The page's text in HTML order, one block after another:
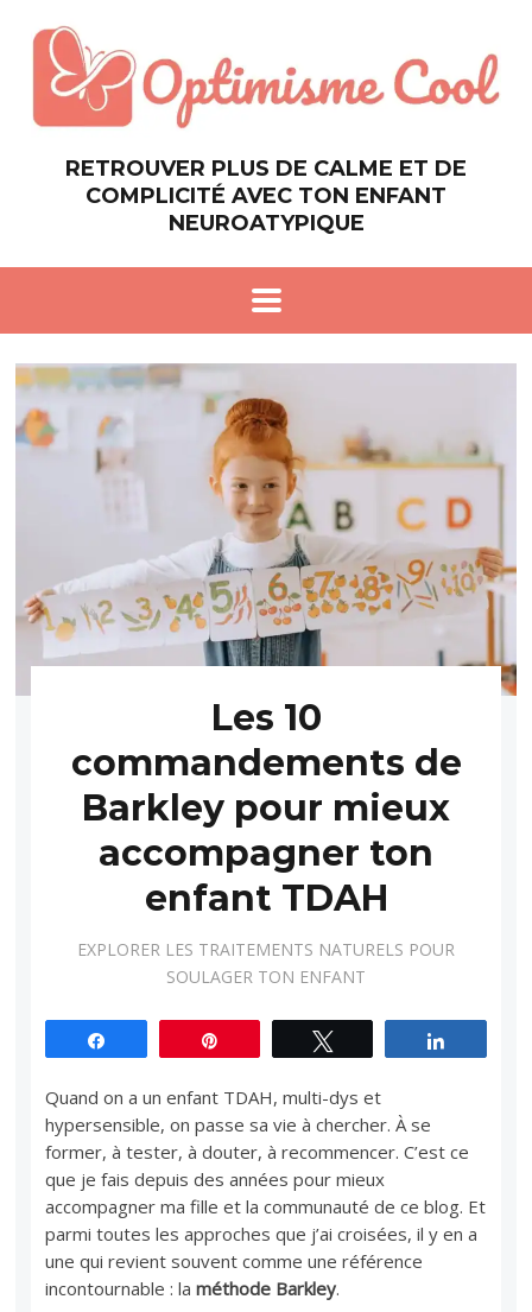
RETROUVER PLUS DE CALME ET DE
COMPLICITÉ AVEC TON ENFANT
NEUROATYPIQUE
Les 10
commandements de
Barkley pour mieux
accompagner ton
enfant TDAH
EXPLORER LES TRAITEMENTS NATURELS POUR
SOULAGER TON ENFANT
Quand on a un enfant TDAH, multi-dys et
hypersensible, on passe sa vie à chercher. À se
former, à tester, à douter, à recommencer. C’est ce
que je fais depuis des années pour mieux
accompagner ma fille et la communauté de ce blog. Et
parmi toutes les approches que j’ai croisées, il y en a
une qui revient souvent comme une référence
incontournable : laméthode Barkley.